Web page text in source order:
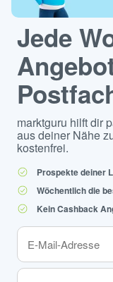
Jede
marktguru hilft dir
aus deiner Nähe
kostenfrei.
Prospekte deiner
Wöchentlich die
Kein Cashback